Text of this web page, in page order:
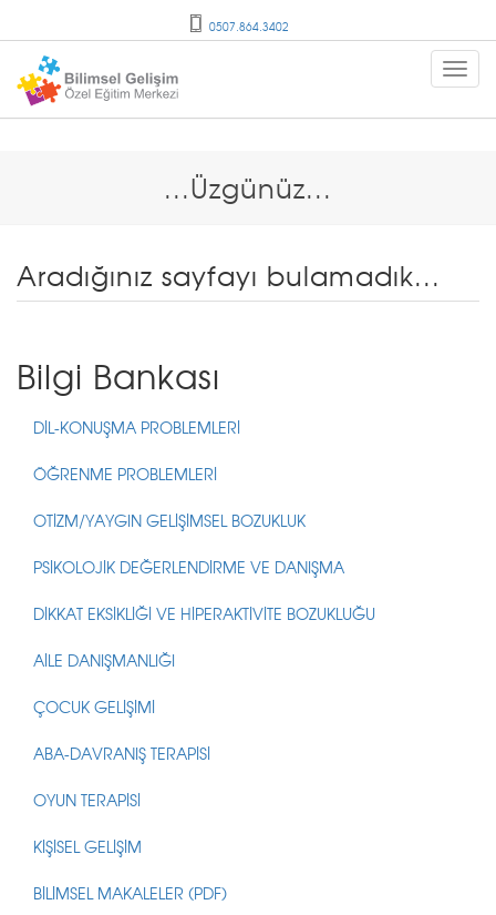
0507.864.3402
...Üzgünüz...
Aradığınız sayfayı bulamadık...
Bilgi Bankası
DİL-KONUŞMA PROBLEMLERİ
ÖĞRENME PROBLEMLERİ
OTİZM/YAYGIN GELİŞİMSEL BOZUKLUK
PSİKOLOJİK DEĞERLENDİRME VE DANIŞMA
DİKKAT EKSİKLİĞİ VE HİPERAKTİVİTE BOZUKLUĞU
AİLE DANIŞMANLIĞI
ÇOCUK GELİŞİMİ
ABA-DAVRANIŞ TERAPİSİ
OYUN TERAPİSİ
KİŞİSEL GELİŞİM
BİLİMSEL MAKALELER (PDF)